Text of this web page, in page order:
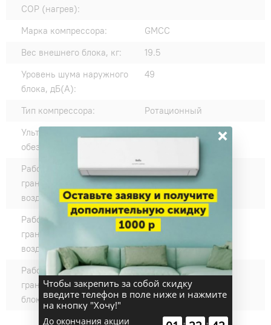
COP (нагрев):
Марка компрессора:
GMCC
Вес внешнего блока, кг:
19.5
Уровень шума наружного
блока, дБ(А):
49
Тип компрессора:
Ротационный
Ультрафиолетовое
обеззараживание:
Рабочие температурные
границы наружного
воздуха (охлаждение) °C:
0-+53
Рабочие температурные
границы наружного
воздуха (нагрев) °C:
-15-+30
Рабочие температурные
границы внутреннего
блока (охлаждение) °C:
+17-+32
×
Чтобы закрепить за собой скидку
введите телефон в поле ниже и нажмите
на кнопку "Хочу!"
До окончания акции